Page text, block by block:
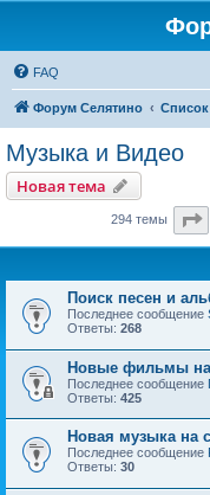
FAQ
Форум Селятино
Музыка и Видео
Новая тема
294 темы
Поиск песен и
Последнее сообщение
Ответы: 268
Новые фильмы на
Последнее сообщение
Ответы: 425
Новая музыка на
Последнее сообщение
Ответы: 30